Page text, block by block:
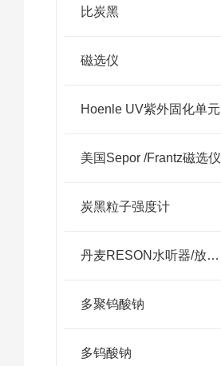
比炭黑
磁选仪
Hoenle UV紫外固化单元
美国Sepor /Frantz磁选仪
炭黑粒子强度计
丹麦RESON水听器/放大器
多聚钨酸钠
多钨酸钠